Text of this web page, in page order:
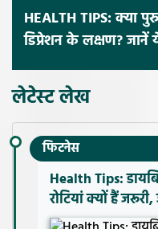
HEALTH TIPS: क्या
डिप्रेशन के लक्षण? जानें
लेटेस्ट लेख
फिटनेस
Health Tips:
रोटियां क्यों हैं